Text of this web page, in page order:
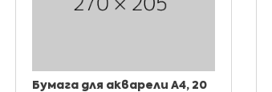
Бумага для акварели A4, 20